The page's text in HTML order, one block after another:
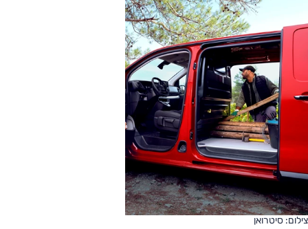
צילום: סיטרואן